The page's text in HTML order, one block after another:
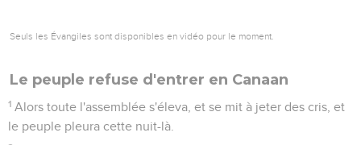
Seuls les Évangiles sont disponibles en vidéo pour le moment.
Le peuple refuse d'entrer en Canaan
1 Alors toute l'assemblée s'éleva, et se mit à jeter des cris, et
le peuple pleura cette nuit-là.